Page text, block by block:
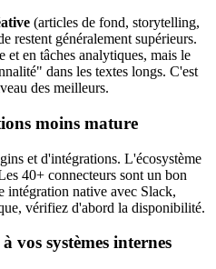
(articles de fond, storytelling,
restent généralement supérieurs.
en tâches analytiques, mais le
dans les textes longs. C'est
des meilleurs.
moins mature
et d'intégrations. L'écosystème
40+ connecteurs sont un bon
intégration native avec Slack,
vérifiez d'abord la disponibilité.
vos systèmes internes